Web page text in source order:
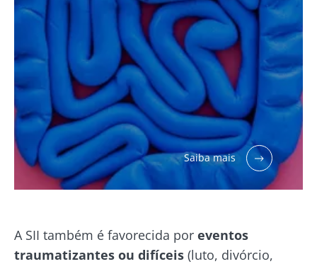
Saiba mais
A SII também é favorecida por eventos
traumatizantes ou difíceis (luto, divórcio,